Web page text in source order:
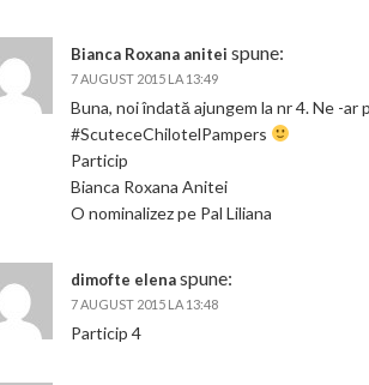
Bianca Roxana anitei spune:
7 AUGUST 2015 LA 13:49
Buna, noi îndată ajungem la nr 4. Ne -
#ScuteceChilotelPampers
Particip
Bianca Roxana Anitei
O nominalizez pe Pal Liliana
dimofte elenaspune:
7 AUGUST 2015 LA 13:48
Particip 4